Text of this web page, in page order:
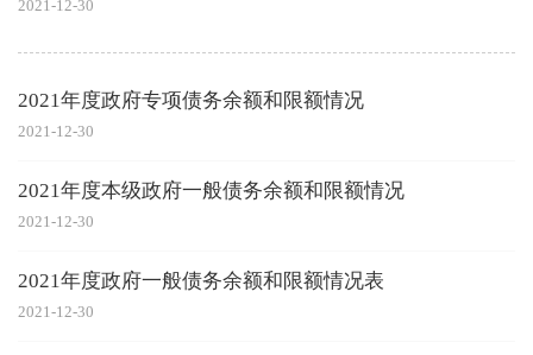
2021-12-30
2021年度政府专项债务余额和限额情况
2021-12-30
2021年度本级政府一般债务余额和限额情况
2021-12-30
2021年度政府一般债务余额和限额情况表
2021-12-30